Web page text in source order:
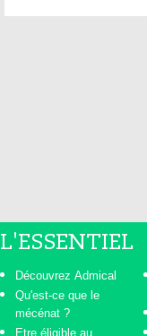
L'ESSENTIEL
Découvrez Admical
Qu'est-ce que le
mécénat ?
Etre éligible au